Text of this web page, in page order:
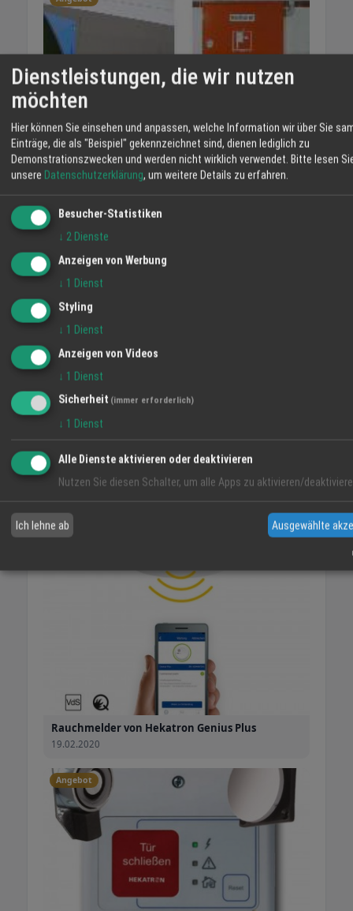
Wandhydranten
Angebot
Rauchmelder von Hekatron Genius Plus X
19.02.2020
Angebot
Rauchmelder von Hekatron Genius Plus
19.02.2020
Angebot
Dienstleistungen, die wir nutzen
möchten
Hier können Sie einsehen und anpassen, welche Information wir über Sie
Einträge, die als "Beispiel" gekennzeichnet sind, dienen lediglich zu
Demonstrationszwecken und werden nicht wirklich verwendet. Bitte lesen
unsere Datenschutzerklärung, um weitere Details zu erfahren.
Besucher-Statistiken
↓ 2 Dienste
Anzeigen von Werbung
↓ 1 Dienst
Styling
↓ 1 Dienst
Anzeigen von Videos
↓ 1 Dienst
Sicherheit (immer erforderlich)
↓ 1 Dienst
Alle Dienste aktivieren oder deaktivieren
Nutzen Sie diesen Schalter, um alle Apps zu aktivieren/
Ich lehne ab Ausgewählte